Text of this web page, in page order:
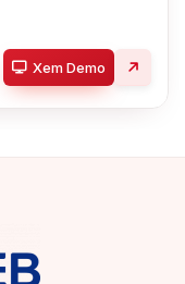
Xem Demo